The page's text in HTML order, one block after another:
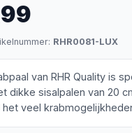
RHR0081-LUX
van RHR Quality is
dikke sisalpalen van 20
veel